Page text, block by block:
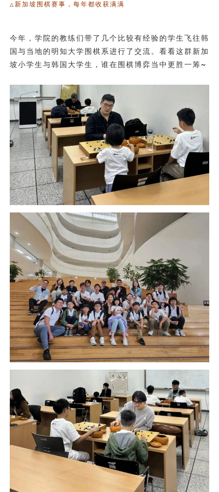
△新加坡围棋赛事，每年都收获满满
今年，学院的教练们带了几个比较有经验的学生飞往韩
国与当地的明知大学围棋系进行了交流。看看这群新加
坡小学生与韩国大学生，谁在围棋博弈当中更胜一筹~